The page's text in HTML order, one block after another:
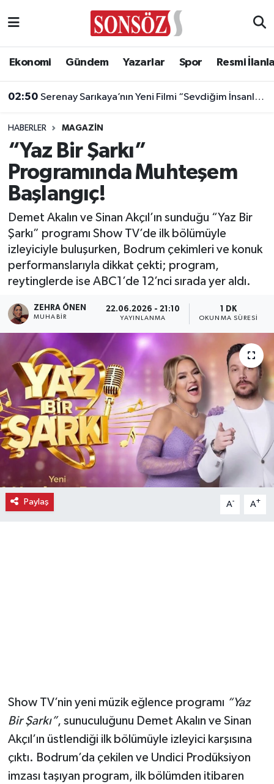
Ekonomi Gündem Yazarlar Spor Resmi
02:50 Serenay Sarıkaya’nın Yeni Filmi “Sevdiğim İnsanlar”a Dünyaca Ünlü Oyuncu
HABERLER MAGAZIN
“Yaz Bir Şarkı”
Programında Muhteşem
Başlangıç!
Demet Akalın ve Sinan Akçıl’ın sunduğu “Yaz Bir
Şarkı” programı Show TV’de ilk bölümüyle
izleyiciyle buluşurken, Bodrum çekimleri ve konuk
performanslarıyla dikkat çekti; program,
reytinglerde ise ABC1’de 12’nci sırada yer aldı.
ZEHRA ÖNEN
MUHABIR
22.06.2026 - 21:10
YAYINLANMA
1 DK
OKUNMA SÜRESI
Paylaş A- A+
Show TV’nin yeni müzik eğlence programı “Yaz
Bir Şarkı”, sunuculuğunu Demet Akalın ve Sinan
Akçıl’ın üstlendiği ilk bölümüyle izleyici karşısına
çıktı. Bodrum’da çekilen ve Undici Prodüksiyon
imzası taşıyan program, ilk bölümden itibaren
Asayiş
Biyografi
Çevre
Diğer
Dünya
Eğitim
Emlak
Gündem
Gurme
Haber
İlçe Haberleri
Siyaset
Sokak Hayvanlarını Sahiplendirme
Ankara Nöbetçi Eczaneler
Ankara Trafik Yoğunluk Haritası
Süper Lig Puan Durumu ve Fikstür
Tüm Manşetler
Son Dakika Haberleri
Haber Arşivi